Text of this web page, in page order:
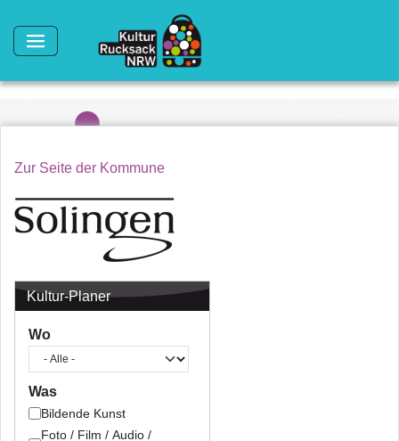
Zur Seite der Kommune
Kultur-Planer
Wo
Was
Bildende Kunst
Foto / Film / Audio /